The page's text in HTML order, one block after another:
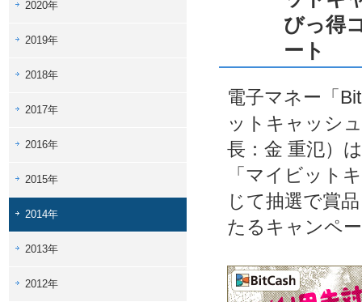
2020年
2019年
2018年
2017年
2016年
2015年
2014年
2013年
2012年
びっ得
ート
電子マネー「
ットキャッシ
長：金 重氾）
「マイビット
じて抽選で賞
たるキャンペ